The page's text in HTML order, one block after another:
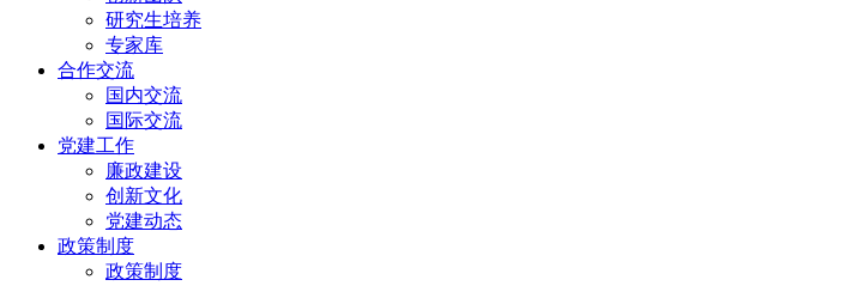
研究生培养
专家库
合作交流
国内交流
国际交流
党建工作
廉政建设
创新文化
党建动态
政策制度
政策制度